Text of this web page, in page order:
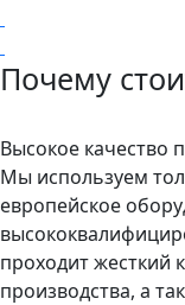
Почему
Высокое качество
Мы используем
европейское
проходит жесткий
производства, а